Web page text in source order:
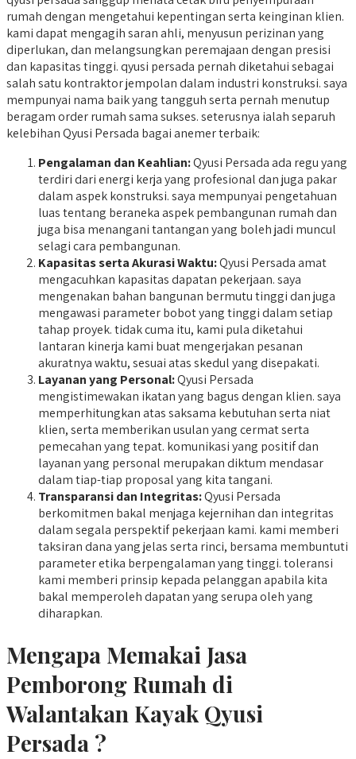
rumah dengan mengetahui kepentingan serta keinginan klien.
kami dapat mengagih saran ahli, menyusun perizinan yang
diperlukan, dan melangsungkan peremajaan dengan presisi
dan kapasitas tinggi. qyusi persada pernah diketahui sebagai
salah satu kontraktor jempolan dalam industri konstruksi. saya
mempunyai nama baik yang tangguh serta pernah menutup
beragam order rumah sama sukses. seterusnya ialah separuh
kelebihan Qyusi Persada bagai anemer terbaik:
Pengalaman dan Keahlian:Qyusi Persada ada regu yang
terdiri dari energi kerja yang profesional dan juga pakar
dalam aspek konstruksi. saya mempunyai pengetahuan
luas tentang beraneka aspek pembangunan rumah dan
juga bisa menangani tantangan yang boleh jadi muncul
selagi cara pembangunan.
Kapasitas serta Akurasi Waktu:Qyusi Persada amat
mengacuhkan kapasitas dapatan pekerjaan. saya
mengenakan bahan bangunan bermutu tinggi dan juga
mengawasi parameter bobot yang tinggi dalam setiap
tahap proyek. tidak cuma itu, kami pula diketahui
lantaran kinerja kami buat mengerjakan pesanan
akuratnya waktu, sesuai atas skedul yang disepakati.
Layanan yang Personal:Qyusi Persada
mengistimewakan ikatan yang bagus dengan klien. saya
memperhitungkan atas saksama kebutuhan serta niat
klien, serta memberikan usulan yang cermat serta
pemecahan yang tepat. komunikasi yang positif dan
layanan yang personal merupakan diktum mendasar
dalam tiap-tiap proposal yang kita tangani.
Transparansi dan Integritas:Qyusi Persada
berkomitmen bakal menjaga kejernihan dan integritas
dalam segala perspektif pekerjaan kami. kami memberi
taksiran dana yang jelas serta rinci, bersama membuntuti
parameter etika berpengalaman yang tinggi. toleransi
kami memberi prinsip kepada pelanggan apabila kita
bakal memperoleh dapatan yang serupa oleh yang
diharapkan.
Mengapa Memakai Jasa
Pemborong Rumah di
Walantakan Kayak Qyusi
Persada ?